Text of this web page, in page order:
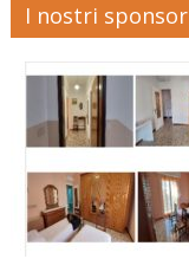
I nostri sponsor